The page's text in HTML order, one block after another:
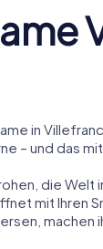
in
– und das
die Welt
mit Ihren